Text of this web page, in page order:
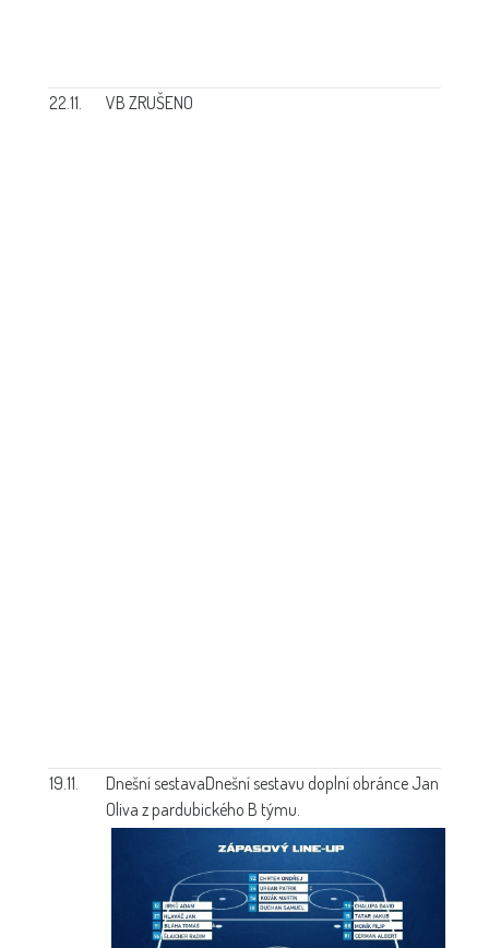
22.11. VB ZRUŠENO
19.11. Dnešní sestavaDnešní sestavu doplní obránce Jan
Oliva z pardubického B týmu.